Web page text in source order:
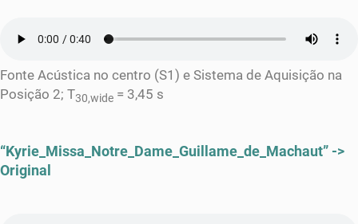
Fonte Acústica no centro (S1) e Sistema de Aquisição na
Posição 2; T30,wide = 3,45 s
“Kyrie_Missa_Notre_Dame_Guillame_de_Machaut” ->
Original